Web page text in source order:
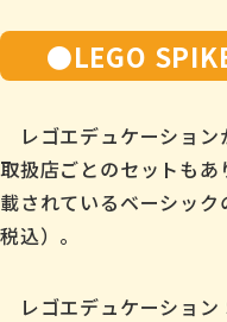
●LEGO
レゴエデュケーション
取扱店ごとのセットも
載されているベーシッ
税込）。
レゴエデュケーショ